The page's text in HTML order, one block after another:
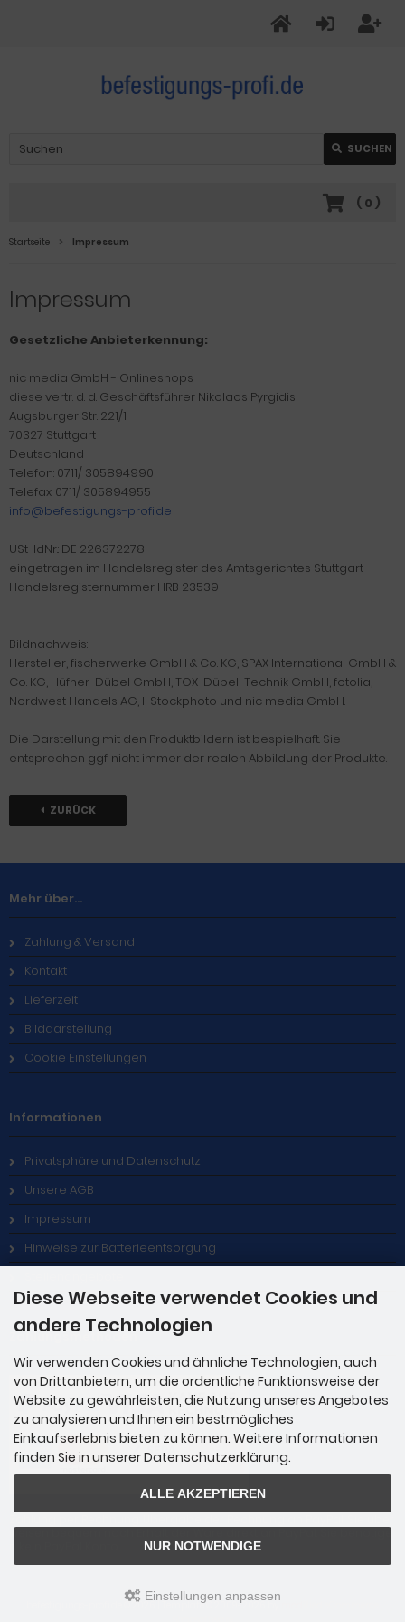
SUCHEN
( 0 )
Startseite Impressum
Impressum
Gesetzliche Anbieterkennung:
nic media GmbH - Onlineshops
diese vertr. d. d. Geschäftsführer Nikolaos Pyrgidis
Augsburger Str. 221/1
70327 Stuttgart
Deutschland
Telefon: 0711/ 305894990
Telefax: 0711/ 305894955
info@befestigungs-profi.de
USt-IdNr.: DE 226372278
eingetragen im Handelsregister des Amtsgerichtes Stuttgart
Handelsregisternummer HRB 23539
Bildnachweis:
Hersteller, fischerwerke GmbH & Co. KG, SPAX International GmbH &
Co. KG, Hüfner-Dübel GmbH, TOX-Dübel-Technik GmbH, fotolia,
Nordwest Handels AG, I-Stockphoto und nic media GmbH.
Die Darstellung mit den Produktbildern ist bespielhaft. Sie
entsprechen ggf. nicht immer der realen Abbildung der Produkte.
ZURÜCK
Mehr über...
Zahlung & Versand
Kontakt
Lieferzeit
Bilddarstellung
Cookie Einstellungen
Informationen
Privatsphäre und Datenschutz
Unsere AGB
Impressum
Hinweise zur Batterieentsorgung
Zahlungsmethoden
weisen bequem nach Erhalt der Ware direkt an PayPal. Sie benötige
befestigungs-profi.de © 2026 | Template © 2009-2026 by
Diese Webseite verwendet Cookies und
andere Technologien
Wir verwenden Cookies und ähnliche Technologien, auch
von Drittanbietern, um die ordentliche Funktionsweise der
Website zu gewährleisten, die Nutzung unseres Angebotes
zu analysieren und Ihnen ein bestmögliches
Einkaufserlebnis bieten zu können. Weitere Informationen
finden Sie in unserer Datenschutzerklärung.
ALLE AKZEPTIEREN
NUR NOTWENDIGE
Einstellungen anpassen